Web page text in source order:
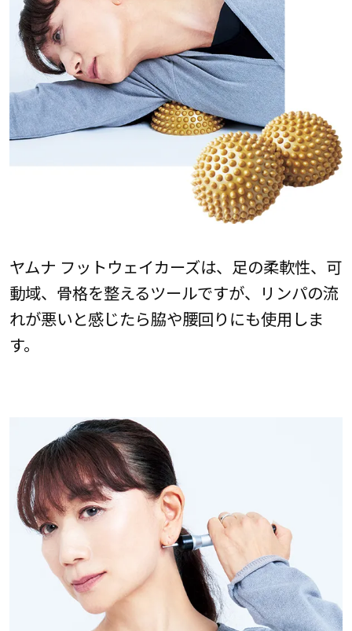
ヤムナ フットウェイカーズは、足の柔軟性、可
動域、骨格を整えるツールですが、リンパの流
れが悪いと感じたら脇や腰回りにも使用しま
す。